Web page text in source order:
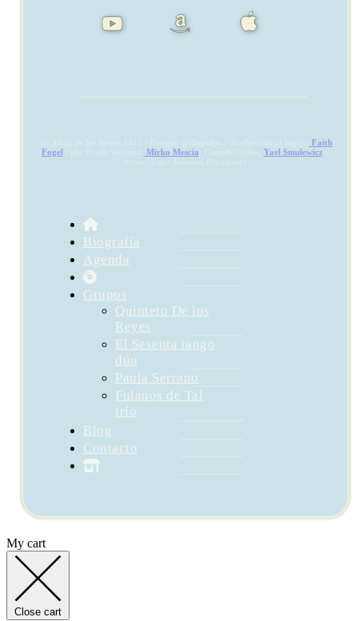
Faith
Fogel
Mirko Mescia Yael Smulewiczy
Biografía
Agenda
Grupos
Quinteto De los
Reyes
El Sesenta tango
dúo
Paula Serrano
Fulanos de Tal
trío
Blog
Contacto
My cart
Close cart